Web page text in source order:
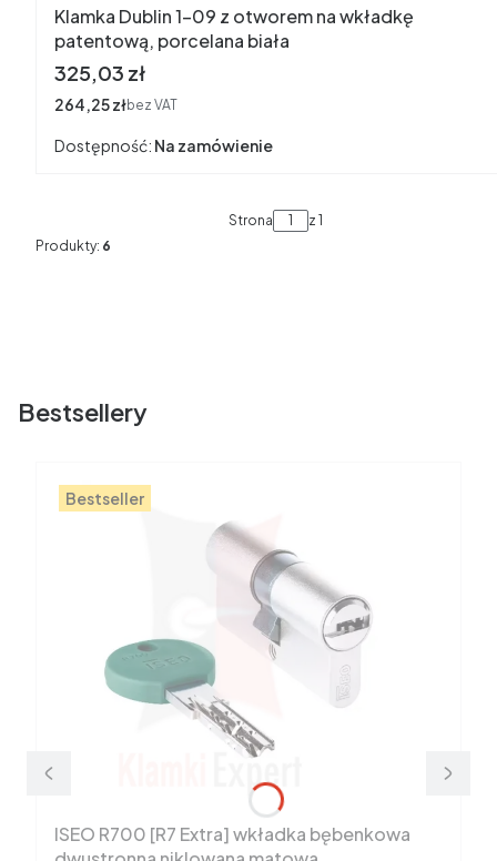
Klamka Dublin 1-09 z otworem na wkładkę
patentową, porcelana biała
Cena
325,03 zł
Cena
264,25 złbez VAT
Dostępność: Na zamówienie
Strona
z 1
Produkty: 6
Bestsellery
Bestseller
ISEO R700 [R7 Extra] wkładka bębenkowa